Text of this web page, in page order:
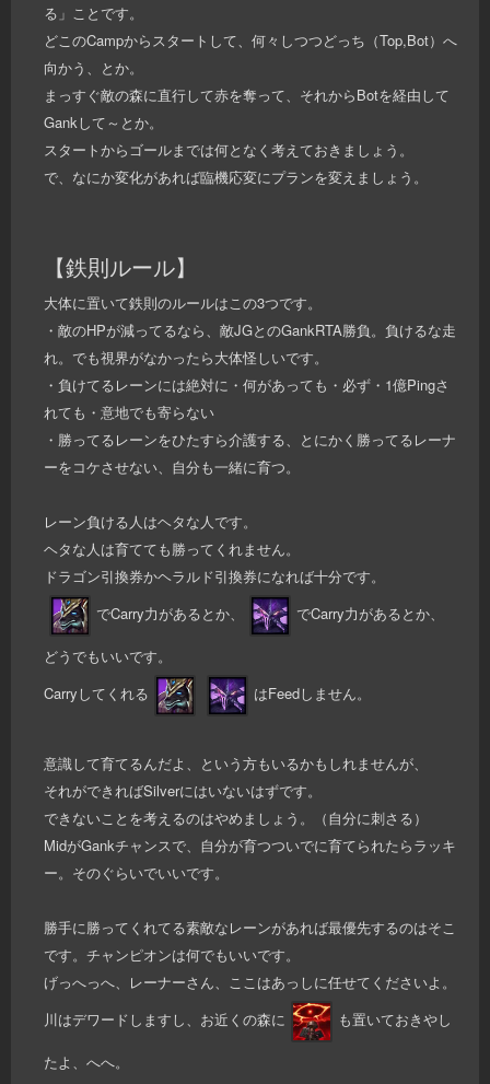
る」ことです。
どこのCampからスタートして、何々しつつどっち（Top,Bot）へ
向かう、とか。
まっすぐ敵の森に直行して赤を奪って、それからBotを経由して
Gankして～とか。
スタートからゴールまでは何となく考えておきましょう。
で、なにか変化があれば臨機応変にプランを変えましょう。
【鉄則ルール】
大体に置いて鉄則のルールはこの3つです。
・敵のHPが減ってるなら、敵JGとのGankRTA勝負。負けるな走
れ。でも視界がなかったら大体怪しいです。
・負けてるレーンには絶対に・何があっても・必ず・1億Pingさ
れても・意地でも寄らない
・勝ってるレーンをひたすら介護する、とにかく勝ってるレーナ
ーをコケさせない、自分も一緒に育つ。
レーン負ける人はヘタな人です。
ヘタな人は育てても勝ってくれません。
ドラゴン引換券かヘラルド引換券になれば十分です。
でCarry力があるとか、
でCarry力があるとか、
どうでもいいです。
Carryしてくれる
はFeedしません。
意識して育てるんだよ、という方もいるかもしれませんが、
それができればSilverにはいないはずです。
できないことを考えるのはやめましょう。（自分に刺さる）
MidがGankチャンスで、自分が育つついでに育てられたらラッキ
ー。そのぐらいでいいです。
勝手に勝ってくれてる素敵なレーンがあれば最優先するのはそこ
です。チャンピオンは何でもいいです。
げっへっへ、レーナーさん、ここはあっしに任せてくださいよ。
川はデワードしますし、お近くの森に
も置いておきやし
たよ、へへ。